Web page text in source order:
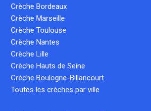
Crèche Bordeaux
Crèche Marseille
Crèche Toulouse
Crèche Nantes
Crèche Lille
Crèche Hauts de Seine
Crèche Boulogne-Billancourt
Toutes les crèches par ville